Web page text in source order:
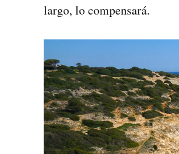
largo, lo compensará.